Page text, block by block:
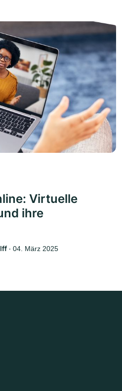
Virtuelle
ihre
‧ 04. März 2025